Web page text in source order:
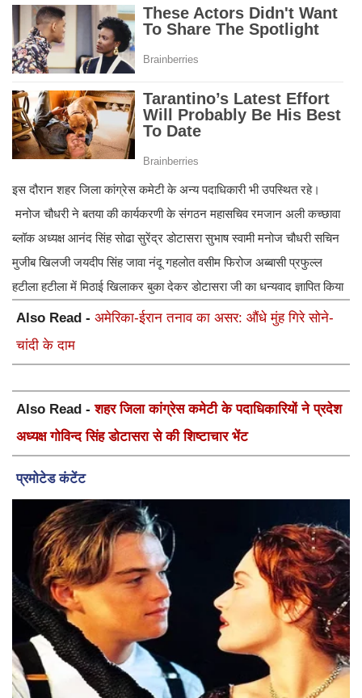
इस दौरान शहर जिला कांग्रेस कमेटी के अन्य पदाधिकारी भी उपस्थित रहे।
मनोज चौधरी ने बतया की कार्यकरणी के संगठन महासचिव रमजान अली कच्छावा
ब्लॉक अध्यक्ष आनंद सिंह सोढा सुरेंद्र डोटासरा सुभाष स्वामी मनोज चौधरी सचिन
मुजीब खिलजी जयदीप सिंह जावा नंदू गहलोत वसीम फिरोज अब्बासी प्रफुल्ल
हटीला हटीला में मिठाई खिलाकर बुका देकर डोटासरा जी का धन्यवाद ज्ञापित किया
Also Read - अमेरिका-ईरान तनाव का असर: औंधे मुंह गिरे सोने-
चांदी के दाम
Also Read -शहर जिला कांग्रेस कमेटी के पदाधिकारियों ने प्रदेश
अध्यक्ष गोविन्द सिंह डोटासरा से की शिष्टाचार भेंट